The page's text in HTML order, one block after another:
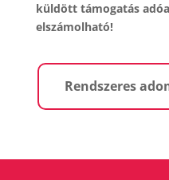
küldött támogatás
elszámolható!
Rendszeres